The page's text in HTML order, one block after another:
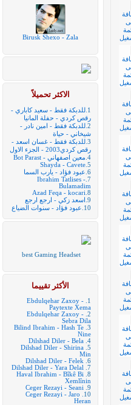
Birusk Shexo - Zala
الاكثر تحميلاً
1. للدبكة فقط - سعيد كاباري -
رقص كردي - حفلة المانيا
2. للدبكة فقط - امين نادر -
شيخاني - حياة
3. للدبكة فقط - غسان اسعد -
رقص كردي2003 - الجزء الاول
4. معين اصفهاني - Bot Parast
5.
Shayda - Cavete
6. عبود فؤاد - يارب السما
7.
Ibrahim Tatlises -
Bulamadim
8.
Azad Feqa - kocari
9. اسعد زكي - ارجع ارجع
10. عبود فؤاد - سنوات الضياع
best Gaming Headset
الأكثر تقييما
1.
Ebdulqehar Zaxoy -
Paytexte Xema
2.
Ebdulqehar Zaxoy -
Sebra Dila
3.
Bilind Ibrahim - Hash Te
Nine
4.
Dilshad Diler - Bela
5.
Dilshad Diler - Shirina
Min
6.
Dilshad Diler - Felek
7.
Dilshad Diler - Yara Delal
8.
Haval Ibrahim - Bîkê Bi
Xemlînin
9.
Ceger Rezayi - Seani
10.
Ceger Rezayi - Jaro
Heran